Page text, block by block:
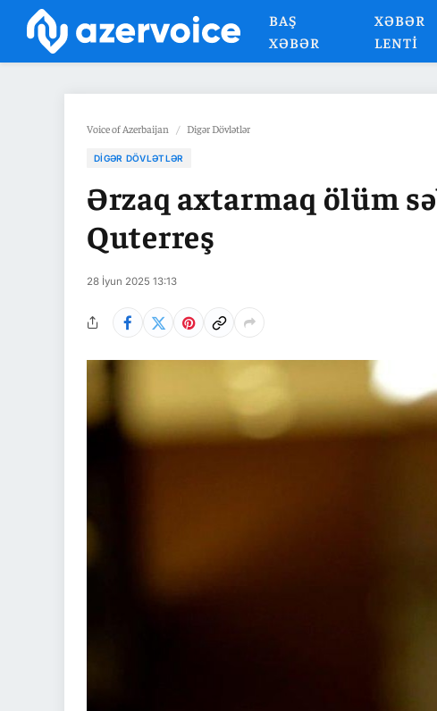
BAŞ
XƏBƏR
XƏBƏR
LENTI
Voice of Azerbaijan / Digər Dövlətlər
DIGƏR DÖVLƏTLƏR
Ərzaq axtarmaq ölüm
Quterreş
28 İyun 2025 13:13